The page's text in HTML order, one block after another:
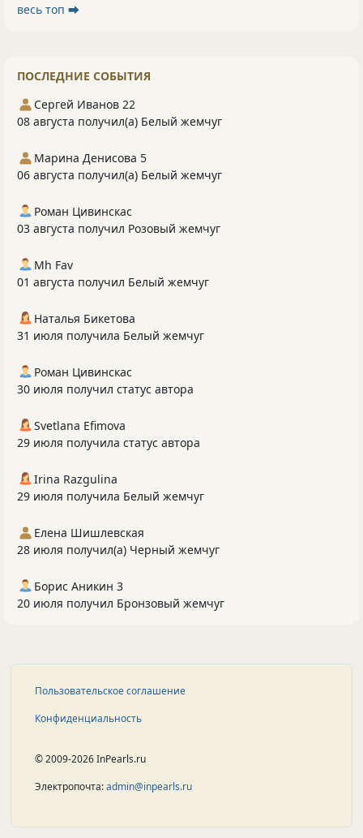
весь топ ⮕
ПОСЛЕДНИЕ СОБЫТИЯ
Сергей Иванов 22
08 августа получил(а) Белый жемчуг
Марина Денисова 5
06 августа получил(а) Белый жемчуг
Роман Цивинскас
03 августа получил Розовый жемчуг
Mh Fav
01 августа получил Белый жемчуг
Наталья Бикетова
31 июля получила Белый жемчуг
Роман Цивинскас
30 июля получил статус автора
Svetlana Efimova
29 июля получила статус автора
Irina Razgulina
29 июля получила Белый жемчуг
Елена Шишлевская
28 июля получил(а) Черный жемчуг
Борис Аникин 3
20 июля получил Бронзовый жемчуг
Пользовательское соглашение
Конфиденциальность
© 2009-2026 InPearls.ru
Электропочта:admin@inpearls.ru